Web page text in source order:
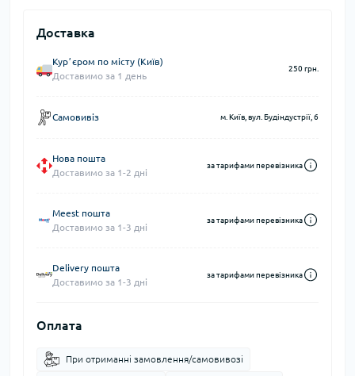
Доставка
Курʼєром по місту (Київ)
Доставимо за 1 день
250 грн.
Самовивіз м. Київ, вул. Будіндустрії, 6
Нова пошта
Доставимо за 1-2 дні
за тарифами перевізника
Meest пошта
Доставимо за 1-3 дні
за тарифами перевізника
Delivery пошта
Доставимо за 1-3 дні
за тарифами перевізника
Оплата
При отриманні замовлення/самовивозі